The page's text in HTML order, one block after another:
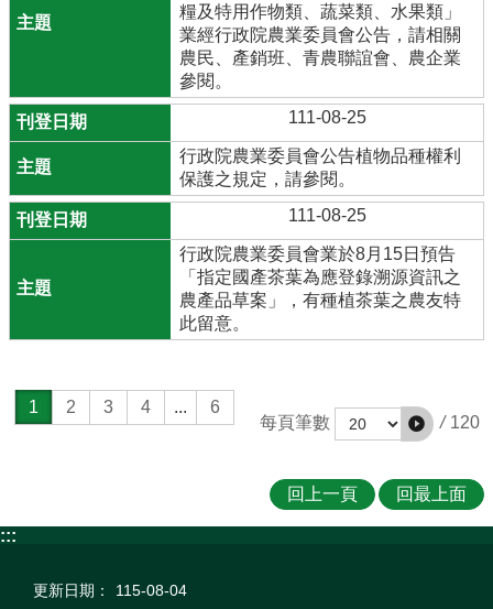
糧及特用作物類、蔬菜類、水果類」
業經行政院農業委員會公告，請相關
農民、產銷班、青農聯誼會、農企業
參閱。
111-08-25
行政院農業委員會公告植物品種權利
保護之規定，請參閱。
111-08-25
行政院農業委員會業於8月15日預告
「指定國產茶葉為應登錄溯源資訊之
農產品草案」，有種植茶葉之農友特
此留意。
1 2 3 4 ...
6
每頁筆數
/ 120
回上一頁 回最上面
:::
更新日期：
115-08-04